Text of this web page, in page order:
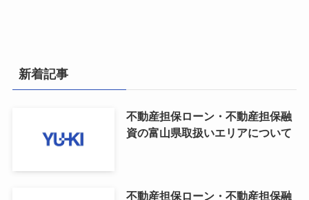
新着記事
不動産担保ローン・不動産担保融
資の富山県取扱いエリアについて
不動産担保ローン・不動産担保融